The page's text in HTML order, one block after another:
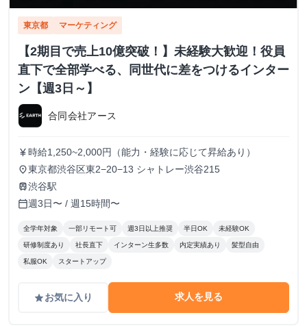
東京都 マーケティング
【2期目で売上10億突破！】未経験大歓迎！役員
直下で全部学べる、同世代に差をつけるインター
ン【週3日～】
合同会社アース
currency_yen 時給1,250~2,000円（能力・経験に応じて昇給あり）
place東京都渋谷区東2−20−13 シャトレー渋谷215
train渋谷駅
calendar_today週3日〜 / 週15時間〜
全学年対象 一部リモート可 週3日以上推奨 半日OK 未経験OK
研修制度あり 社長直下 インターン生多数 内定実績あり 髪型自由
私服OK スタートアップ
gradeお気に入り 求人を見る